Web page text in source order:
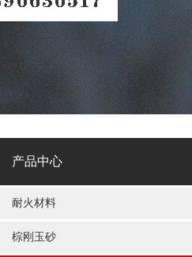
产品中心
耐火材料
棕刚玉砂